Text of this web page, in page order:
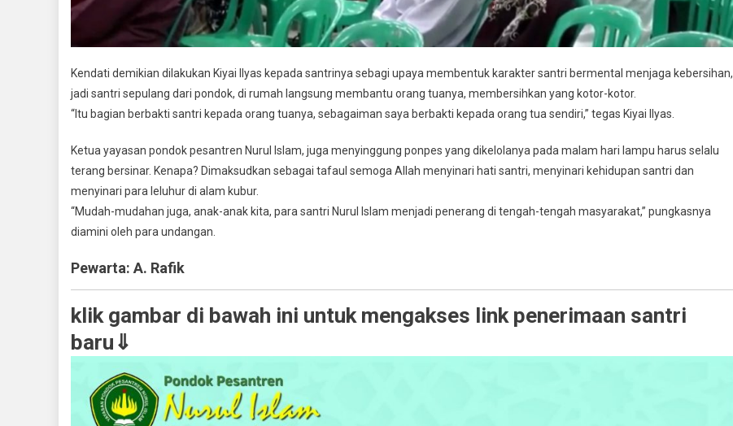
Kendati demikian dilakukan Kiyai Ilyas kepada santrinya sebagi upaya membentuk karakter santri bermental menjaga kebersihan,
jadi santri sepulang dari pondok, di rumah langsung membantu orang tuanya, membersihkan yang kotor-kotor.
“Itu bagian berbakti santri kepada orang tuanya, sebagaiman saya berbakti kepada orang tua sendiri,” tegas Kiyai Ilyas.
Ketua yayasan pondok pesantren Nurul Islam, juga menyinggung ponpes yang dikelolanya pada malam hari lampu harus selalu
terang bersinar. Kenapa? Dimaksudkan sebagai tafaul semoga Allah menyinari hati santri, menyinari kehidupan santri dan
menyinari para leluhur di alam kubur.
“Mudah-mudahan juga, anak-anak kita, para santri Nurul Islam menjadi penerang di tengah-tengah masyarakat,” pungkasnya
diamini oleh para undangan.
Pewarta: A. Rafik
klik gambar di bawah ini untuk mengakses link penerimaan santri
baru⇓